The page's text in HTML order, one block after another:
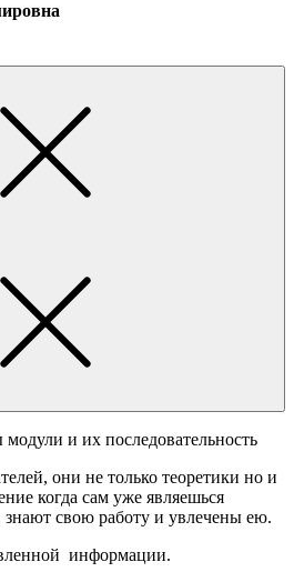
и их последовательность
они не только теоретики но и
когда сам уже являешься
свою работу и увлечены ею.
информации.